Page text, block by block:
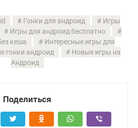
Гонки для андроид
Игры
Игры для андроид бесплатно
кеша
Интересные игры для
гонки андроид
Новые игры на
Андроид
Поделиться